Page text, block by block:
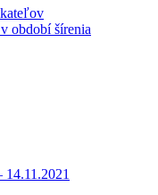
období šírenia